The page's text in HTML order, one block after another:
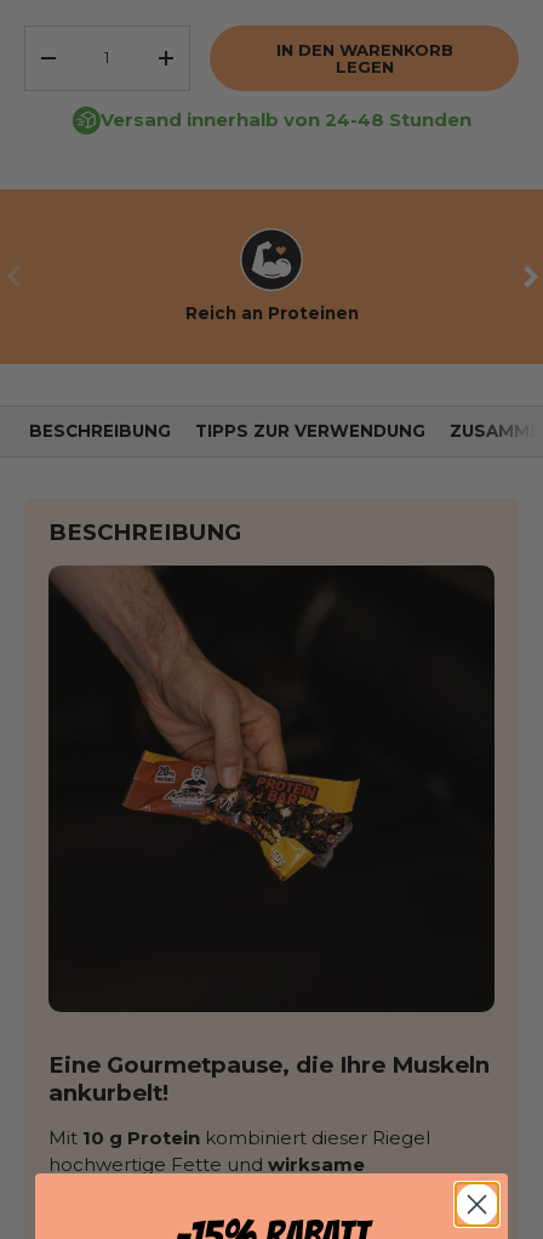
DIE MENGE VERRINGERNERHÖHEN SIE DIE MENGE
IN DEN WARENKORB
LEGEN
Versand innerhalb von 24-48 Stunden
VORHERIGE
Reich an Proteinen
BESCHREIBUNG TIPPS ZUR VERWENDUNG
BESCHREIBUNG
Eine Gourmetpause, die Ihre Muskeln
ankurbelt!
Mit 10 g Protein kombiniert dieser Riegel
hochwertige Fette und wirksame
(dank des natürlichen Honigs).
Er ist in 3 leckeren Geschmacksrichtungen